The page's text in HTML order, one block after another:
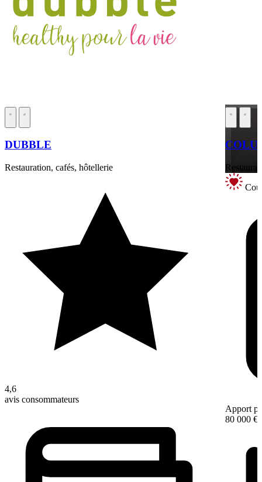
DUBBLE
Restauration, cafés, hôtellerie
4,6
avis consommateurs
Apport
80 000 €